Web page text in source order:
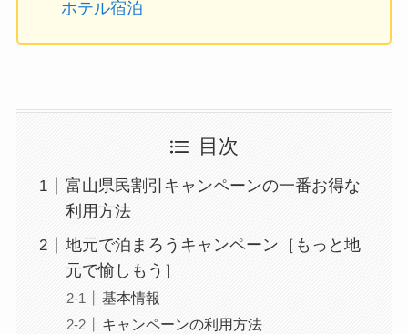
ホテル宿泊
目次
富山県民割引キャンペーンの一番お得な
利用方法
地元で泊まろうキャンペーン［もっと地
元で愉しもう］
基本情報
キャンペーンの利用方法